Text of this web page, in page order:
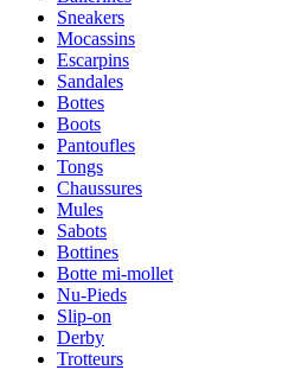
Sneakers
Mocassins
Escarpins
Sandales
Bottes
Boots
Pantoufles
Tongs
Chaussures
Mules
Sabots
Bottines
Botte mi-mollet
Nu-Pieds
Slip-on
Derby
Trotteurs